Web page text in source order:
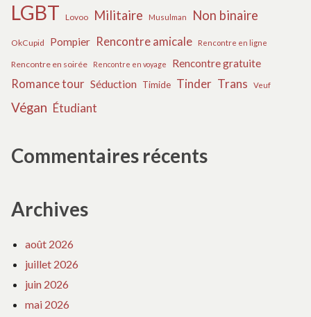
LGBT Lovoo Militaire Musulman Non binaire
OkCupid Pompier Rencontre amicale Rencontre en ligne
Rencontre en soirée Rencontre en voyage Rencontre gratuite
Romance tour Séduction Timide Tinder Trans Veuf
Végan Étudiant
Commentaires récents
Archives
août 2026
juillet 2026
juin 2026
mai 2026